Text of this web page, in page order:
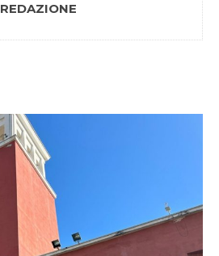
REDAZIONE